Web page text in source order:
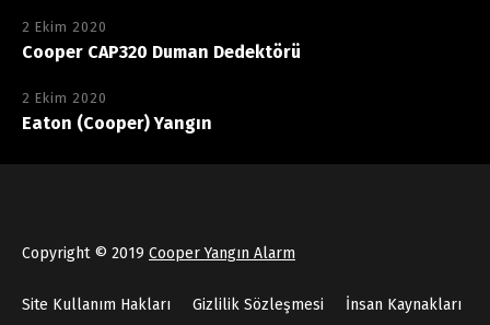
2 Ekim 2020
Cooper CAP320 Duman Dedektörü
2 Ekim 2020
Eaton (Cooper) Yangın
Copyright © 2019 Cooper Yangın Alarm
Site Kullanım Hakları Gizlilik Sözleşmesi İnsan Kaynakları